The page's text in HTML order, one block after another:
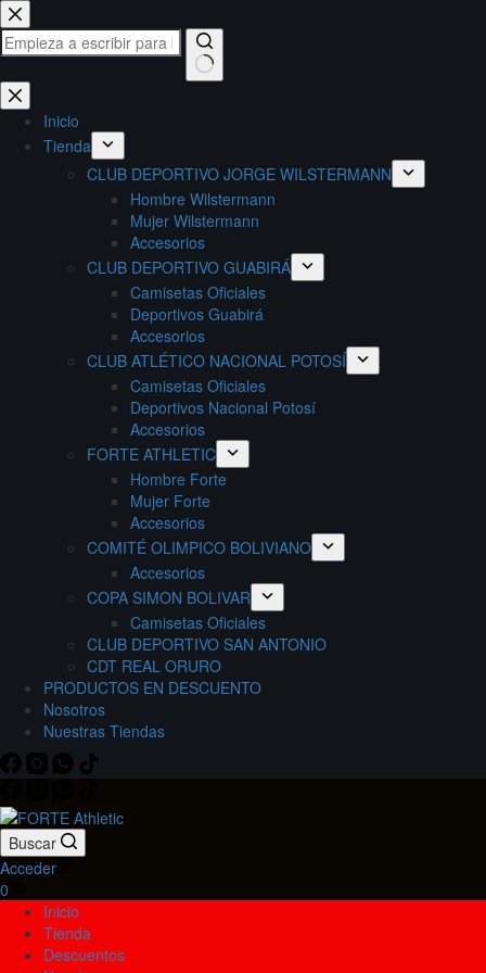
Saltar
al
contenido
Sin
resultados
Inicio
Tienda
CLUB DEPORTIVO JORGE WILSTERMANN
Hombre Wilstermann
Mujer Wilstermann
Accesorios
CLUB DEPORTIVO GUABIRÁ
Camisetas Oficiales
Deportivos Guabirá
Accesorios
CLUB ATLÉTICO NACIONAL POTOSÍ
Camisetas Oficiales
Deportivos Nacional Potosí
Accesorios
FORTE ATHLETIC
Hombre Forte
Mujer Forte
Accesorios
COMITÉ OLIMPICO BOLIVIANO
Accesorios
COPA SIMON BOLIVAR
Camisetas Oficiales
CLUB DEPORTIVO SAN ANTONIO
CDT REAL ORURO
PRODUCTOS EN DESCUENTO
Nosotros
Nuestras Tiendas
Buscar
Acceder
Carro
compra
0
Inicio
Tienda
Descuentos